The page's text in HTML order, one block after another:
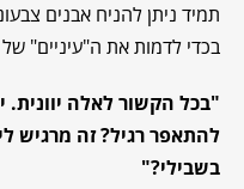
תמיד ניתן להניח אבנים
בכדי לדמות את ה"עיניים" של
"בכל הקשור לאלה יוונית.
להתאפר רגיל? זה מרגיש
בשבילי?"